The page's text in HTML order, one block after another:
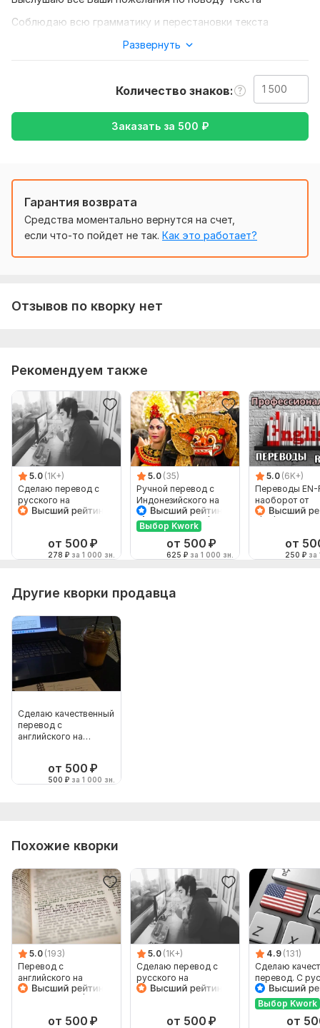
Соблюдаю всю грамматику и перестановки текста
Помогу Вам в любое свободное время для Вас
Чтобы я смогла выполнить Ваш заказ мне нужен текст,
лучше если это будет файл или документ, если эта
картинка, то чтобы она была четкой
Тематика: Работа, карьера,Финансы, банки,Другое
с Английского на Русский
с Русского на Английский
Объем услуги в кворке: 1 500 знаков
Развернуть
Количество знаков
Заказать за 500 ₽
Гарантия возврата
Средства моментально вернутся на счет,
если что-то пойдет не так. Как это работает?
Отзывов по кворку нет
Рекомендуем также
5.0 (1K+)
Сделаю перевод с
русского на
английский и
от 500 ₽
278 ₽ за 1 000 зн.
5.0 (35)
Ручной перевод с
Индонезийского на
Русский и наоборот
Выбор Kwork
от 500 ₽
625 ₽ за 1 000 зн.
5.0 (6K+)
Переводы EN-
наоборот от
от
250 ₽ за
Другие кворки продавца
Сделаю качественный
перевод с
английского на
от 500 ₽
500 ₽ за 1 000 зн.
Похожие кворки
5.0 (193)
Перевод с
английского на
испанский и обратно
от 500 ₽
5.0 (1K+)
Сделаю перевод с
русского на
английский и
от 500 ₽
4.9 (131)
Сделаю
перевод. С
на английский
наоборот
Выбор Kwork
от